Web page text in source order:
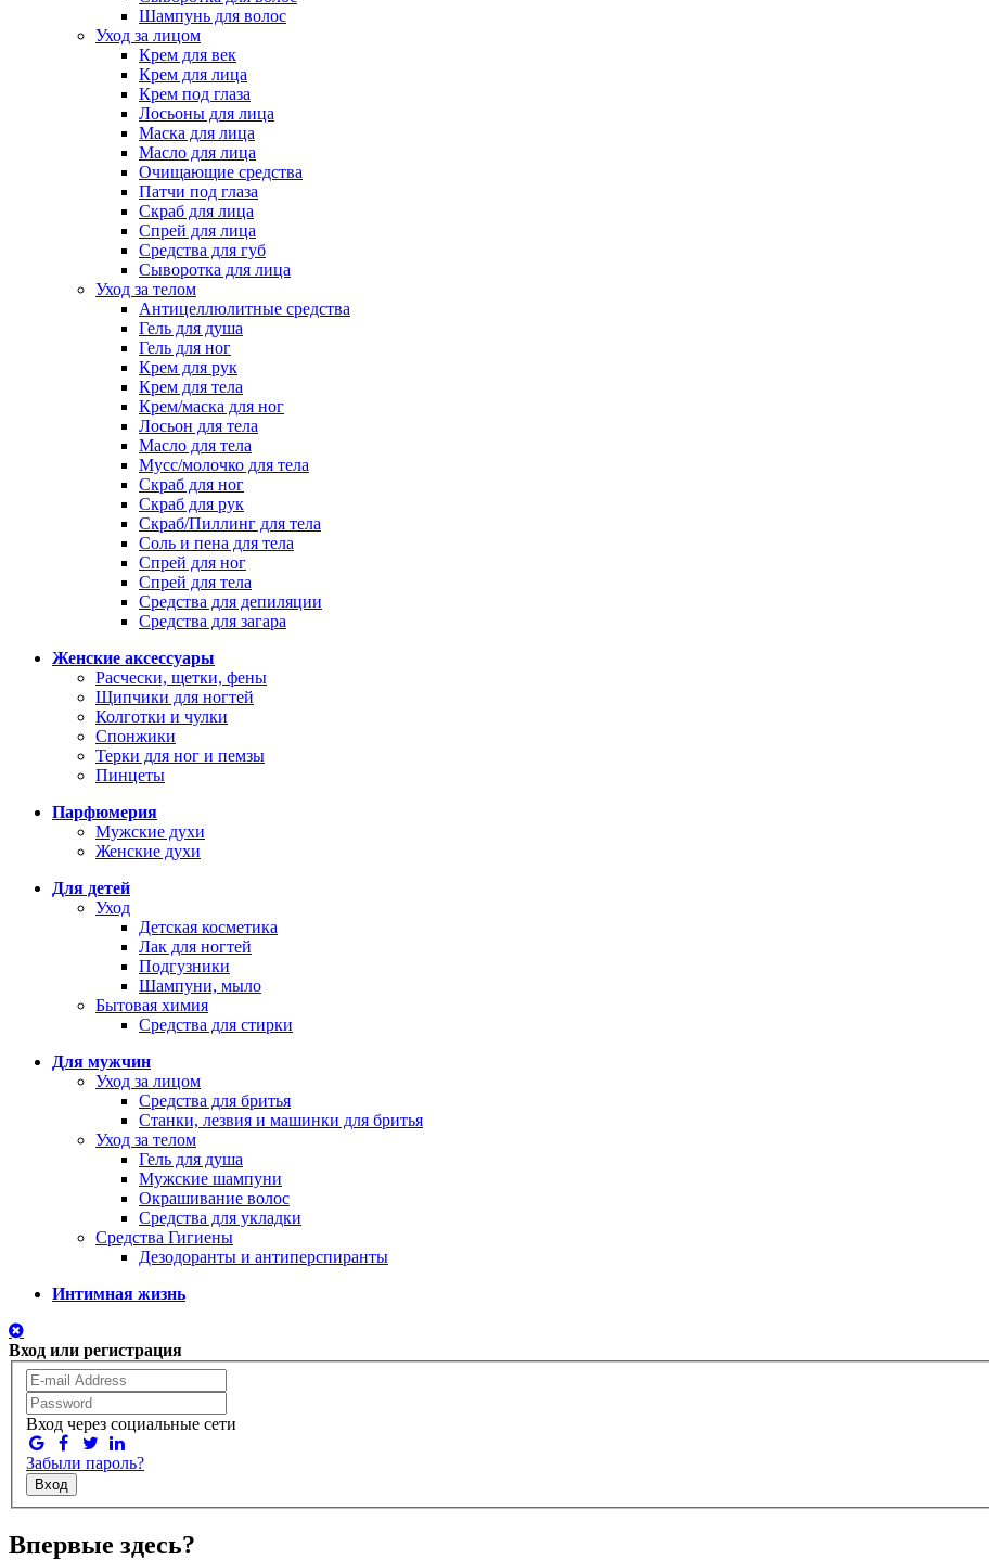
Шампунь для волос
Уход за лицом
Крем для век
Крем для лица
Крем под глаза
Лосьоны для лица
Маска для лица
Масло для лица
Очищающие средства
Патчи под глаза
Скраб для лица
Спрей для лица
Средства для губ
Сыворотка для лица
Уход за телом
Антицеллюлитные средства
Гель для душа
Гель для ног
Крем для рук
Крем для тела
Крем/маска для ног
Лосьон для тела
Масло для тела
Мусс/молочко для тела
Скраб для ног
Скраб для рук
Скраб/Пиллинг для тела
Соль и пена для тела
Спрей для ног
Спрей для тела
Средства для депиляции
Средства для загара
Женские аксессуары
Расчески, щетки, фены
Щипчики для ногтей
Колготки и чулки
Спонжики
Терки для ног и пемзы
Пинцеты
Парфюмерия
Мужские духи
Женские духи
Для детей
Уход
Детская косметика
Лак для ногтей
Подгузники
Шампуни, мыло
Бытовая химия
Средства для стирки
Для мужчин
Уход за лицом
Средства для бритья
Станки, лезвия и машинки для бритья
Уход за телом
Гель для душа
Мужские шампуни
Окрашивание волос
Средства для укладки
Средства Гигиены
Дезодоранты и антиперспиранты
Интимная жизнь
Вход или регистрация
Вход через социальные сети
Забыли пароль?
Вход
Впервые здесь?